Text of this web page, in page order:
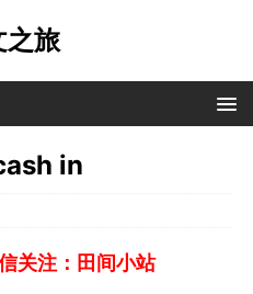
之旅
in
关注：田间小站